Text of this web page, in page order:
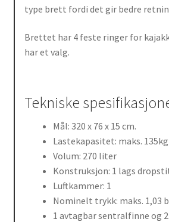
type brett fordi det gir bedre
Brettet har 4 feste ringer for
har et valg.
Tekniske
Mål: 320 x 76 x 15 cm.
Lastekapasitet: maks. 135kg
Volum: 270 liter
Konstruksjon: 1 lags
Luftkammer: 1
Nominelt trykk: maks. 1,03
1 avtagbar sentralfinne og